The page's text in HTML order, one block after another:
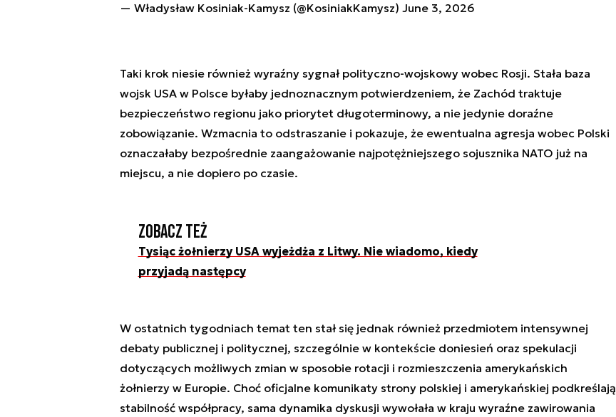
— Władysław Kosiniak-Kamysz (@KosiniakKamysz) June 3, 2026
Taki krok niesie również wyraźny sygnał polityczno-wojskowy wobec Rosji. Stała baza
wojsk USA w Polsce byłaby jednoznacznym potwierdzeniem, że Zachód traktuje
bezpieczeństwo regionu jako priorytet długoterminowy, a nie jedynie doraźne
zobowiązanie. Wzmacnia to odstraszanie i pokazuje, że ewentualna agresja wobec Polski
oznaczałaby bezpośrednie zaangażowanie najpotężniejszego sojusznika NATO już na
miejscu, a nie dopiero po czasie.
Zobacz też
Tysiąc żołnierzy USA wyjeżdża z Litwy. Nie wiadomo, kiedy
przyjadą następcy
W ostatnich tygodniach temat ten stał się jednak również przedmiotem intensywnej
debaty publicznej i politycznej, szczególnie w kontekście doniesień oraz spekulacji
dotyczących możliwych zmian w sposobie rotacji i rozmieszczenia amerykańskich
żołnierzy w Europie. Choć oficjalne komunikaty strony polskiej i amerykańskiej podkreślają
stabilność współpracy, sama dynamika dyskusji wywołała w kraju wyraźne zawirowania